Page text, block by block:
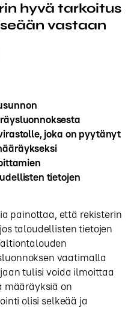
hyvä tarkoitus
vastaan
joka on pyytänyt
tietojen
painottaa, että rekisterin
taloudellisten tietojen
vaatimalla
tulisi voida ilmoittaa
määräyksiä on
olisi selkeää ja